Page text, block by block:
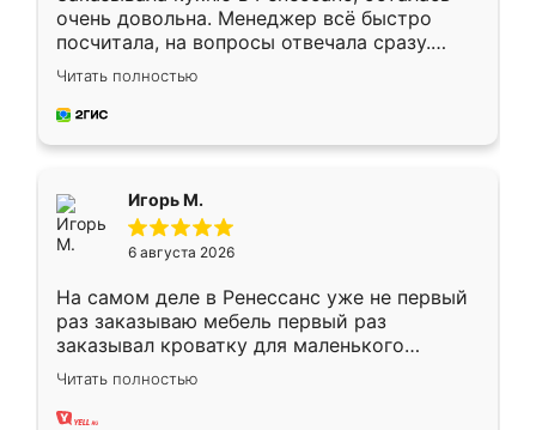
очень довольна. Менеджер всё быстро
посчитала, на вопросы отвечала сразу.
Замерщик приехал в субботу, подошёл к
делу со всей ответственностью. Собрали
за день, ребята работали аккуратно, даже
Читать полностью
Игорь М.
6 августа 2026
На самом деле в Ренессанс уже не первый
раз заказываю мебель первый раз
заказывал кроватку для маленького
ребёнка при его рождении ,во второй раз
заказал шкаф-купе. По качеству очень
хорошее сборка достаточно быстрая,
Читать полностью